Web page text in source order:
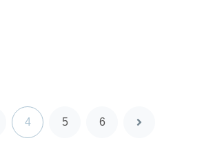
4 5 6
次